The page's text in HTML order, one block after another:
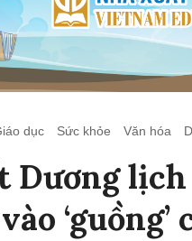
dục Sức khỏe Văn hóa
Dương
‘guồng’